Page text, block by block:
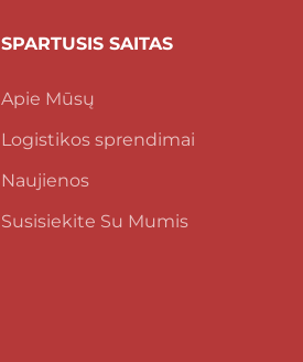
SPARTUSIS SAITAS
Apie Mūsų
Logistikos sprendimai
Naujienos
Susisiekite Su Mumis